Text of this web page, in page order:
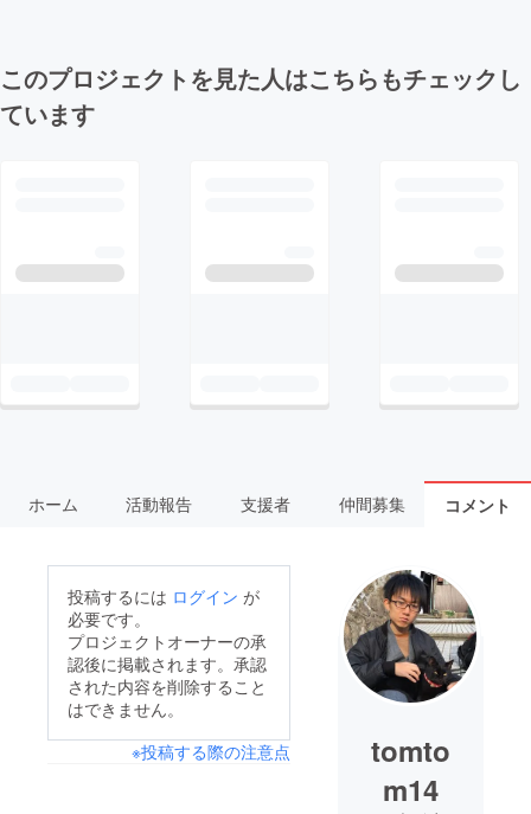
このプロジェクトを見た人はこちらもチェックし
ています
ホーム 活動報告 支援者 仲間募集 コメント
投稿するには ログイン が
必要です。
プロジェクトオーナーの承
認後に掲載されます。承認
された内容を削除すること
はできません。
※投稿する際の注意点
tomto
m14